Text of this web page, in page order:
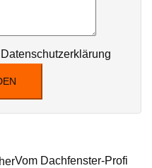
Datenschutzerklärung
Vom Dachfenster-Profi